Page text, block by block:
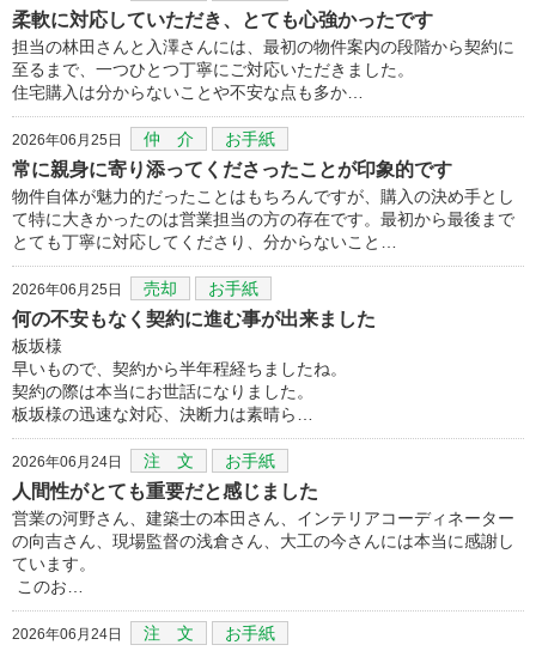
柔軟に対応していただき、とても心強かったです
担当の林田さんと入澤さんには、最初の物件案内の段階から契約に
至るまで、一つひとつ丁寧にご対応いただきました。
住宅購入は分からないことや不安な点も多か…
2026年06月25日 仲 介 お手紙
常に親身に寄り添ってくださったことが印象的です
物件自体が魅力的だったことはもちろんですが、購入の決め手とし
て特に大きかったのは営業担当の方の存在です。最初から最後まで
とても丁寧に対応してくださり、分からないこと…
2026年06月25日 売却 お手紙
何の不安もなく契約に進む事が出来ました
板坂様
早いもので、契約から半年程経ちましたね。
契約の際は本当にお世話になりました。
板坂様の迅速な対応、決断力は素晴ら…
2026年06月24日 注 文 お手紙
人間性がとても重要だと感じました
営業の河野さん、建築士の本田さん、インテリアコーディネーター
の向吉さん、現場監督の浅倉さん、大工の今さんには本当に感謝し
ています。
このお…
2026年06月24日 注 文 お手紙